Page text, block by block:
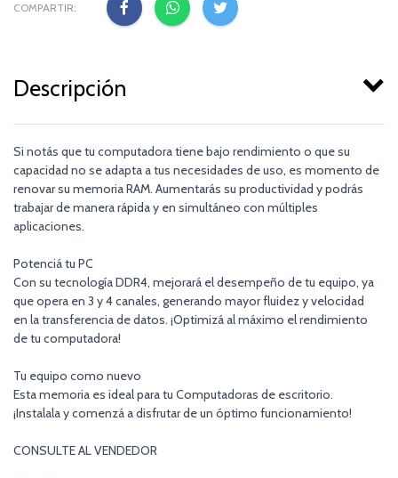
COMPARTIR:
Descripción
Si notás que tu computadora tiene bajo rendimiento o que su
capacidad no se adapta a tus necesidades de uso, es momento de
renovar su memoria RAM. Aumentarás su productividad y podrás
trabajar de manera rápida y en simultáneo con múltiples
aplicaciones.
Potenciá tu PC
Con su tecnología DDR4, mejorará el desempeño de tu equipo, ya
que opera en 3 y 4 canales, generando mayor fluidez y velocidad
en la transferencia de datos. ¡Optimizá al máximo el rendimiento
de tu computadora!
Tu equipo como nuevo
Esta memoria es ideal para tu Computadoras de escritorio.
¡Instalala y comenzá a disfrutar de un óptimo funcionamiento!
CONSULTE AL VENDEDOR